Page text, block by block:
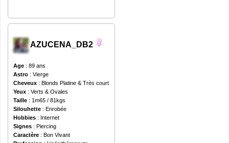
AZUCENA_DB2
Age : 89 ans
Astro : Vierge
Cheveux : Blonds Platine & Très court
Yeux : Verts & Ovales
Taille : 1m65 / 81kgs
Silouhette : Enrobée
Hobbies : Internet
Signes : Piercing
Caractère : Bon Vivant